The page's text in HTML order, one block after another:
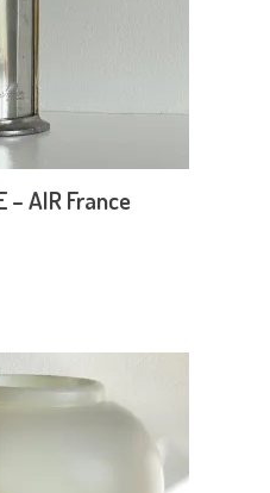
– AIR France